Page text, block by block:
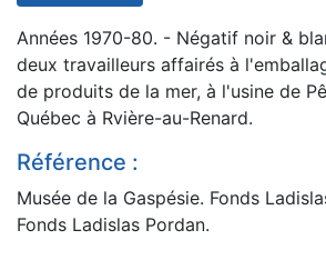
Années 1970-80. - Négatif noir &
deux travailleurs affairés à
de produits de la mer, à l'usine de
Québec à Rvière-au-Renard.
Référence :
Musée de la Gaspésie. Fonds
Fonds Ladislas Pordan.